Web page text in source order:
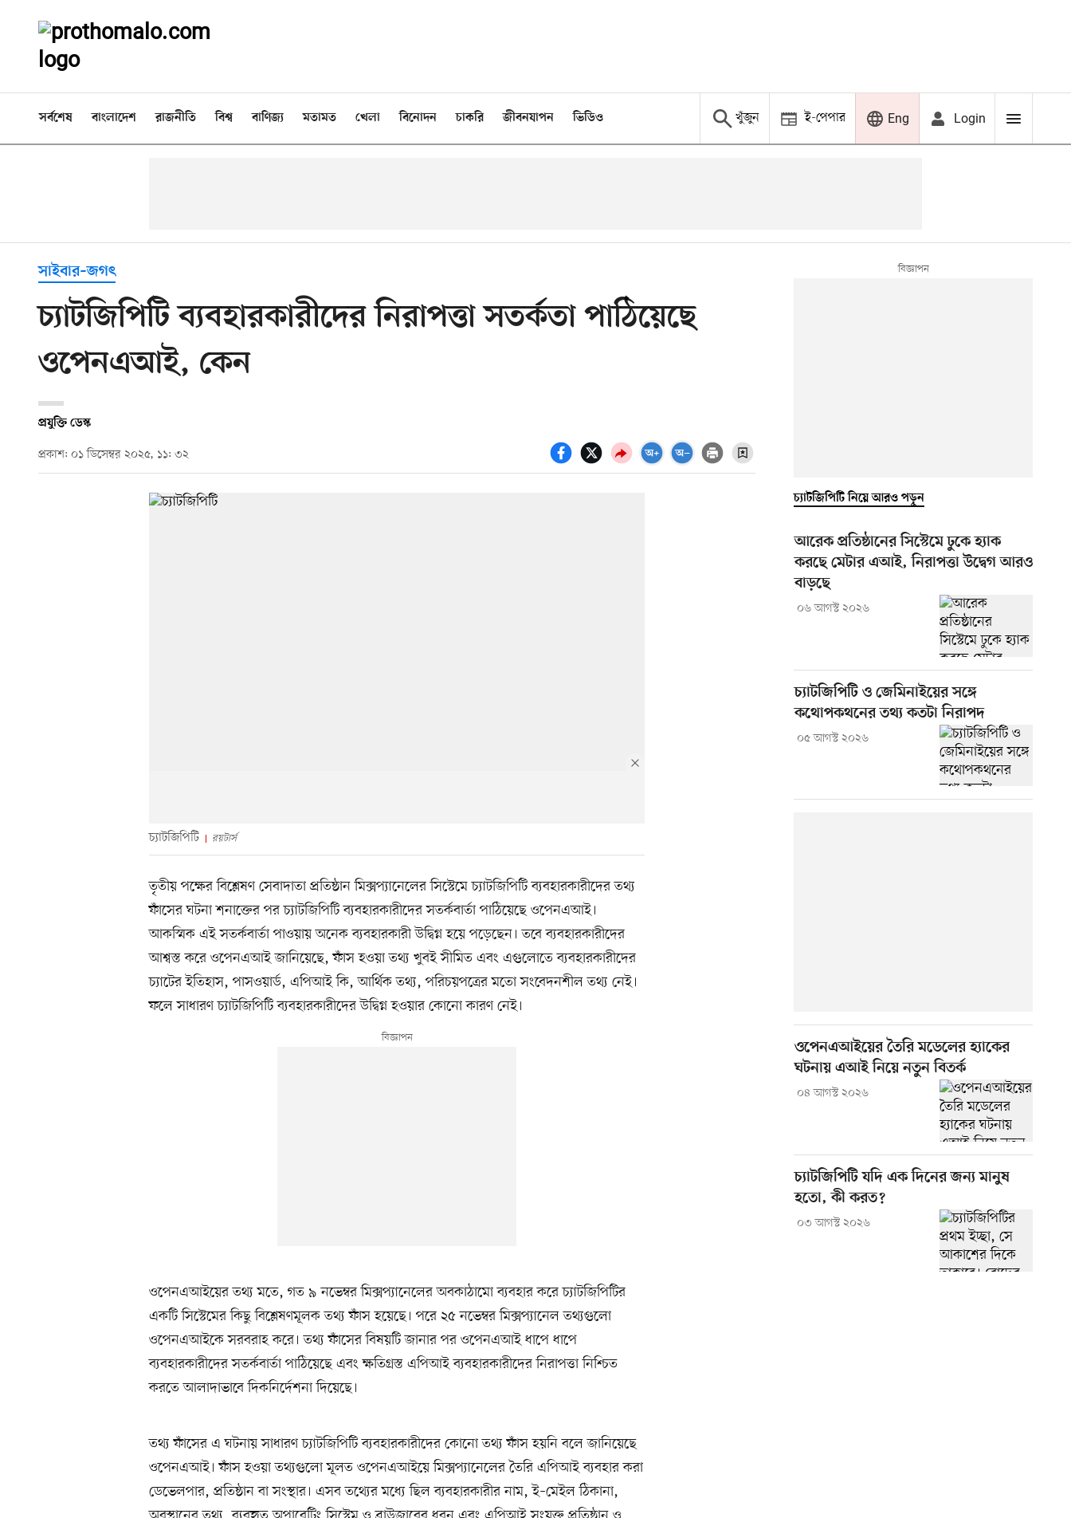
সর্বশেষ বাংলাদেশ রাজনীতি বিশ্ব বাণিজ্য মতামত খেলা বিনোদন চাকরি জীবনযাপন ভিডিও খুঁজুন ই-পেপার Eng Login
সাইবার–জগৎ
চ্যাটজিপিটি ব্যবহারকারীদের নিরাপত্তা সতর্কতা পাঠিয়েছে
ওপেনএআই, কেন
প্রযুক্তি ডেস্ক
প্রকাশ: ০১ ডিসেম্বর ২০২৫, ১১: ৩২
চ্যাটজিপিটি রয়টার্স
তৃতীয় পক্ষের বিশ্লেষণ সেবাদাতা প্রতিষ্ঠান মিক্সপ্যানেলের সিস্টেমে চ্যাটজিপিটি ব্যবহারকারীদের তথ্য
ফাঁসের ঘটনা শনাক্তের পর চ্যাটজিপিটি ব্যবহারকারীদের সতর্কবার্তা পাঠিয়েছে ওপেনএআই।
আকস্মিক এই সতর্কবার্তা পাওয়ায় অনেক ব্যবহারকারী উদ্বিগ্ন হয়ে পড়েছেন। তবে ব্যবহারকারীদের
আশ্বস্ত করে ওপেনএআই জানিয়েছে, ফাঁস হওয়া তথ্য খুবই সীমিত এবং এগুলোতে ব্যবহারকারীদের
চ্যাটের ইতিহাস, পাসওয়ার্ড, এপিআই কি, আর্থিক তথ্য, পরিচয়পত্রের মতো সংবেদনশীল তথ্য নেই।
ফলে সাধারণ চ্যাটজিপিটি ব্যবহারকারীদের উদ্বিগ্ন হওয়ার কোনো কারণ নেই।
ওপেনএআইয়ের তথ্য মতে, গত ৯ নভেম্বর মিক্সপ্যানেলের অবকাঠামো ব্যবহার করে চ্যাটজিপিটির
একটি সিস্টেমের কিছু বিশ্লেষণমূলক তথ্য ফাঁস হয়েছে। পরে ২৫ নভেম্বর মিক্সপ্যানেল তথ্যগুলো
ওপেনএআইকে সরবরাহ করে। তথ্য ফাঁসের বিষয়টি জানার পর ওপেনএআই ধাপে ধাপে
ব্যবহারকারীদের সতর্কবার্তা পাঠিয়েছে এবং ক্ষতিগ্রস্ত এপিআই ব্যবহারকারীদের নিরাপত্তা নিশ্চিত
করতে আলাদাভাবে দিকনির্দেশনা দিয়েছে।
তথ্য ফাঁসের এ ঘটনায় সাধারণ চ্যাটজিপিটি ব্যবহারকারীদের কোনো তথ্য ফাঁস হয়নি বলে জানিয়েছে
ওপেনএআই। ফাঁস হওয়া তথ্যগুলো মূলত ওপেনএআইয়ে মিক্সপ্যানেলের তৈরি এপিআই ব্যবহার করা
ডেভেলপার, প্রতিষ্ঠান বা সংস্থার। এসব তথ্যের মধ্যে ছিল ব্যবহারকারীর নাম, ই–মেইল ঠিকানা,
চ্যাটজিপিটি নিয়ে আরও পড়ুন
আরেক প্রতিষ্ঠানের সিস্টেমে ঢুকে হ্যাক
করছে মেটার এআই, নিরাপত্তা উদ্বেগ আরও
বাড়ছে
০৬ আগস্ট ২০২৬
চ্যাটজিপিটি ও জেমিনাইয়ের সঙ্গে
কথোপকথনের তথ্য কতটা নিরাপদ
০৫ আগস্ট ২০২৬
ওপেনএআইয়ের তৈরি মডেলের হ্যাকের
ঘটনায় এআই নিয়ে নতুন বিতর্ক
০৪ আগস্ট ২০২৬
চ্যাটজিপিটি যদি এক দিনের জন্য মানুষ
হতো, কী করত?
০৩ আগস্ট ২০২৬